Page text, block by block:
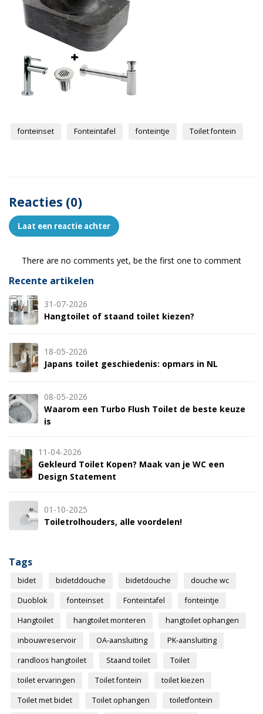
fonteinset Fonteintafel fonteintje Toilet fontein
Reacties (0)
Laat een reactie achter
There are no comments yet, be the first one to comment
Recente artikelen
31-07-2026
Hangtoilet of staand toilet kiezen?
18-05-2026
Japans toilet geschiedenis: opmars in NL
08-05-2026
Waarom een Turbo Flush Toilet de beste keuze
is
11-04-2026
Gekleurd Toilet Kopen? Maak van je WC een
Design Statement
01-10-2025
Toiletrolhouders, alle voordelen!
Tags
bidet bidetddouche bidetdouche
douche wc
Duoblok
fonteinset Fonteintafel
fonteintje
Hangtoilet
hangtoilet monteren
hangtoilet ophangen
inbouwreservoir
OA-aansluiting
PK-aansluiting
randloos hangtoilet
Staand toilet
Toilet
toilet ervaringen
Toilet fontein
toilet kiezen
Toilet met bidet
Toilet ophangen
toiletfontein